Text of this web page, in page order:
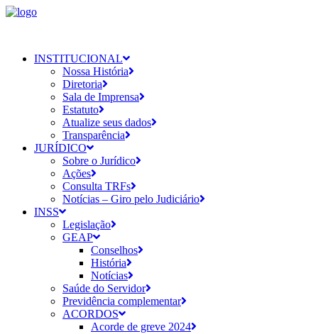
INSTITUCIONAL
Nossa História
Diretoria
Sala de Imprensa
Estatuto
Atualize seus dados
Transparência
JURÍDICO
Sobre o Jurídico
Ações
Consulta TRFs
Notícias – Giro pelo Judiciário
INSS
Legislação
GEAP
Conselhos
História
Notícias
Saúde do Servidor
Previdência complementar
ACORDOS
Acorde de greve 2024